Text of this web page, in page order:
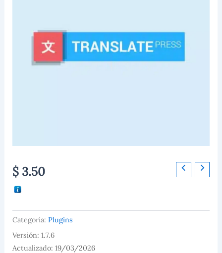
$3.50
Categoría: Plugins
Versión: 1.7.6
Actualizado: 19/03/2026
TranslatePress
Premium
cantidad